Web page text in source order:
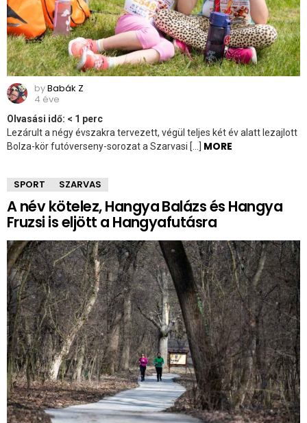
byBabák Z
4 éve
Olvasási idő: < 1 perc
Lezárult a négy évszakra tervezett, végül teljes két év alatt lezajlott
Bolza-kör futóverseny-sorozat a Szarvasi […] MORE
SPORT SZARVAS
A név kötelez, Hangya Balázs és Hangya
Fruzsi is eljött a Hangyafutásra